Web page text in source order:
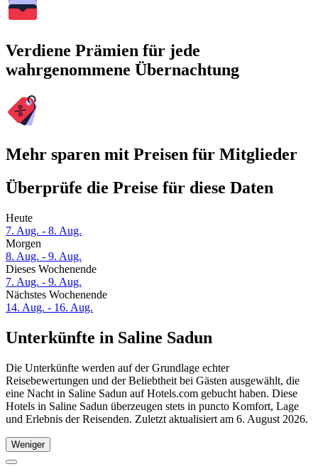
Verdiene Prämien für jede
wahrgenommene Übernachtung
Mehr sparen mit Preisen für Mitglieder
Überprüfe die Preise für diese Daten
Heute
7. Aug. - 8. Aug.
Morgen
8. Aug. - 9. Aug.
Dieses Wochenende
7. Aug. - 9. Aug.
Nächstes Wochenende
14. Aug. - 16. Aug.
Unterkünfte in Saline Sadun
Die Unterkünfte werden auf der Grundlage echter
Reisebewertungen und der Beliebtheit bei Gästen ausgewählt, die
eine Nacht in Saline Sadun auf Hotels.com gebucht haben. Diese
Hotels in Saline Sadun überzeugen stets in puncto Komfort, Lage
und Erlebnis der Reisenden. Zuletzt aktualisiert am 6. August 2026.
Weniger